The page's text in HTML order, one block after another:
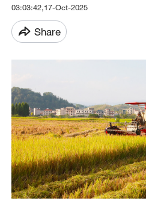
03:03:42,17-Oct-2025
Share